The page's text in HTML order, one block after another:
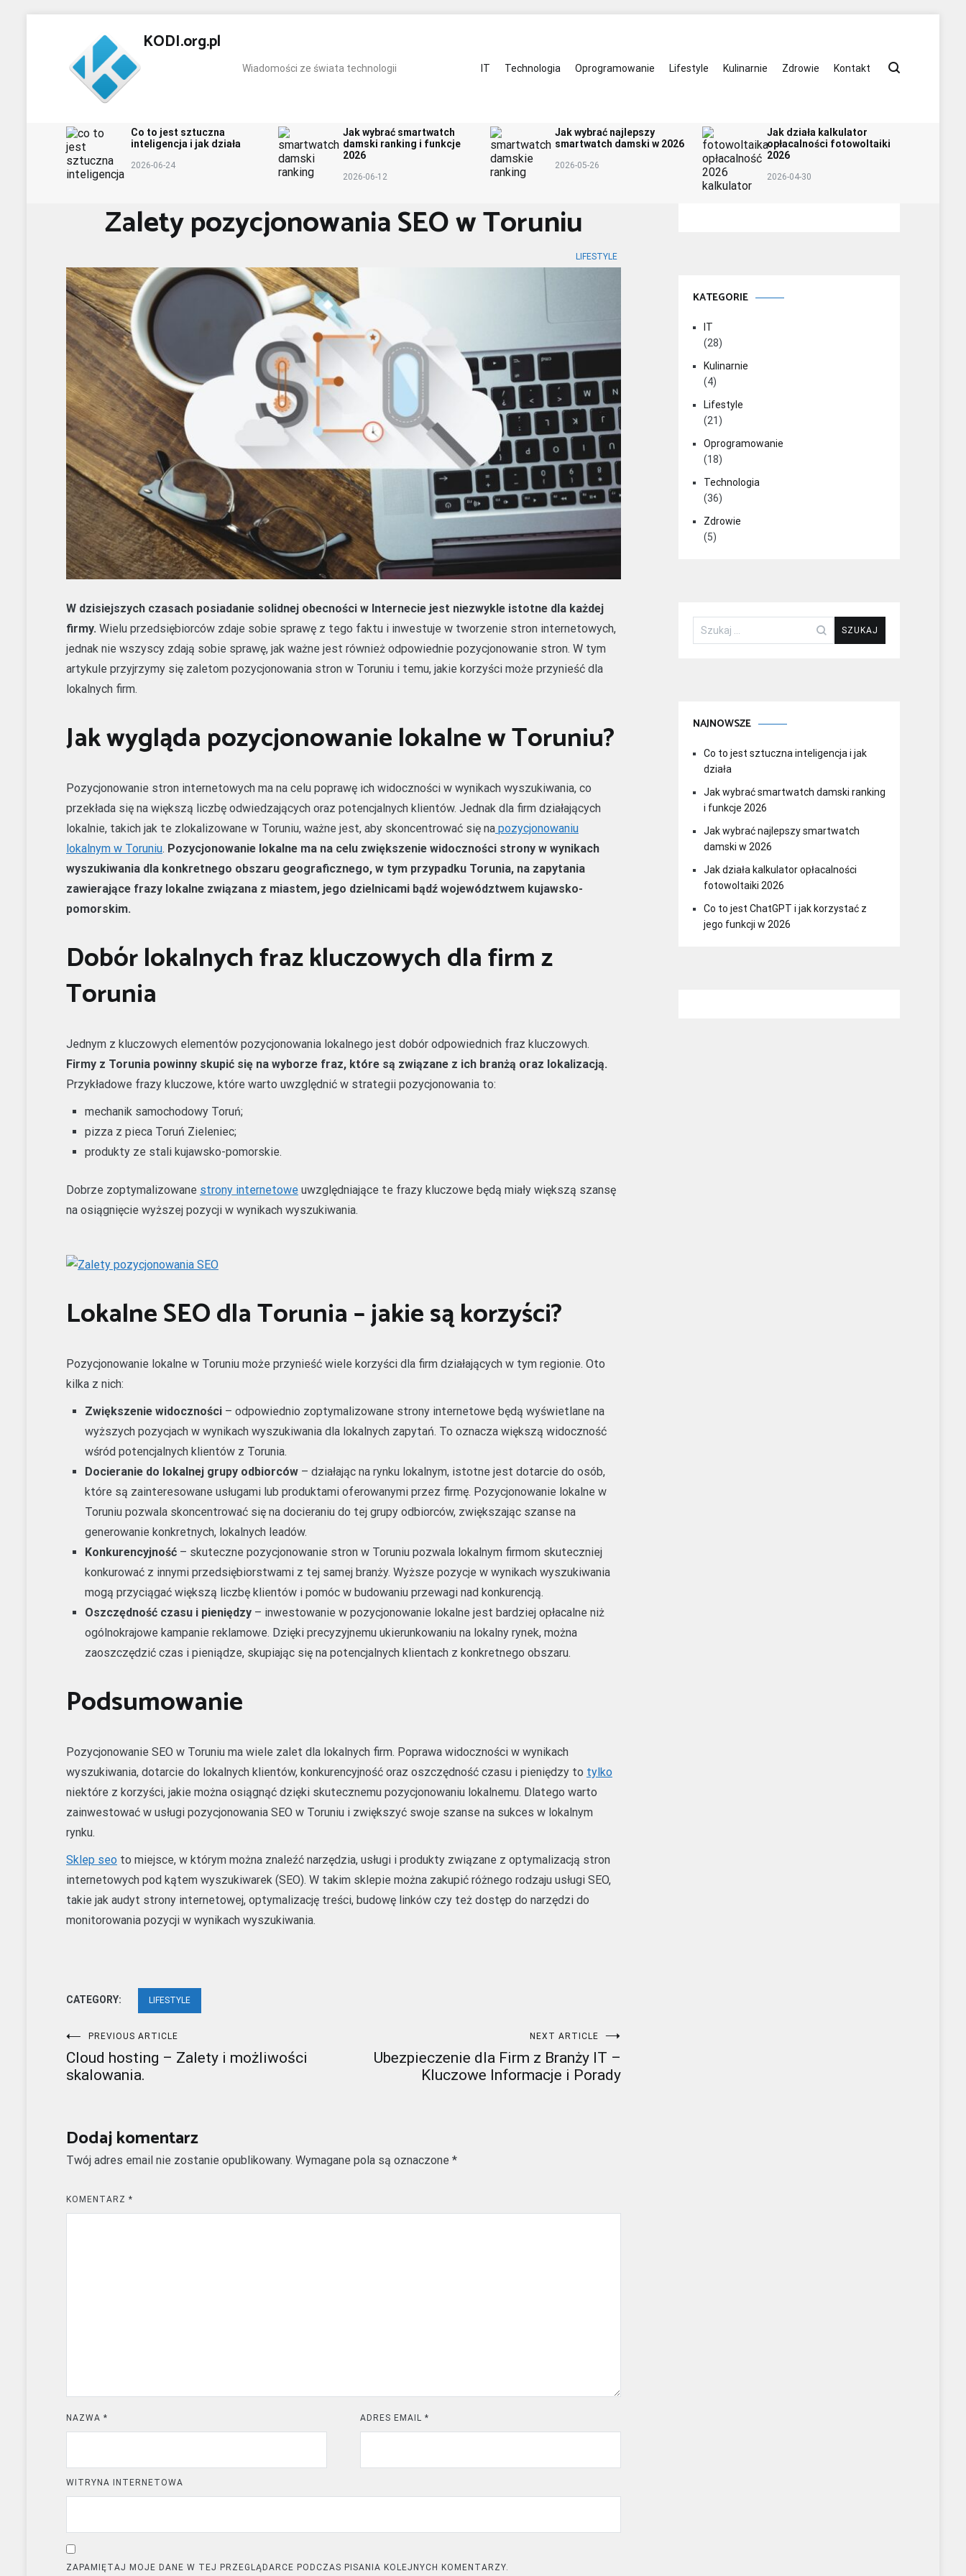
KODI.org.pl
Wiadomości ze świata technologii IT Technologia Oprogramowanie Lifestyle Kulinarnie Zdrowie Kontakt
Co to jest sztuczna
inteligencja i jak działa
2026-06-24
Jak wybrać smartwatch
damski ranking i funkcje
2026
2026-06-12
Jak wybrać najlepszy
smartwatch damski w 2026
2026-05-26
Jak działa kalkulator
opłacalności fotowoltaiki
2026
2026-04-30
IT Technologia Oprogramowanie Lifestyle Kulinarnie Zdrowie Kontakt
Zalety pozycjonowania SEO w Toruniu
LIFESTYLE
W dzisiejszych czasach posiadanie solidnej obecności w Internecie jest niezwykle istotne dla każdej
firmy. Wielu przedsiębiorców zdaje sobie sprawę z tego faktu i inwestuje w tworzenie stron internetowych,
jednak nie wszyscy zdają sobie sprawę, jak ważne jest również odpowiednie pozycjonowanie stron. W tym
artykule przyjrzymy się zaletom pozycjonowania stron w Toruniu i temu, jakie korzyści może przynieść dla
lokalnych firm.
Jak wygląda pozycjonowanie lokalne w Toruniu?
Pozycjonowanie stron internetowych ma na celu poprawę ich widoczności w wynikach wyszukiwania, co
przekłada się na większą liczbę odwiedzających oraz potencjalnych klientów. Jednak dla firm działających
lokalnie, takich jak te zlokalizowane w Toruniu, ważne jest, aby skoncentrować się na pozycjonowaniu
lokalnym w Toruniu. Pozycjonowanie lokalne ma na celu zwiększenie widoczności strony w wynikach
wyszukiwania dla konkretnego obszaru geograficznego, w tym przypadku Torunia, na zapytania
zawierające frazy lokalne związana z miastem, jego dzielnicami bądź województwem kujawsko-
pomorskim.
Dobór lokalnych fraz kluczowych dla firm z
Torunia
Jednym z kluczowych elementów pozycjonowania lokalnego jest dobór odpowiednich fraz kluczowych.
Firmy z Torunia powinny skupić się na wyborze fraz, które są związane z ich branżą oraz lokalizacją.
Przykładowe frazy kluczowe, które warto uwzględnić w strategii pozycjonowania to:
mechanik samochodowy Toruń;
pizza z pieca Toruń Zieleniec;
produkty ze stali kujawsko-pomorskie.
Dobrze zoptymalizowane strony internetowe uwzględniające te frazy kluczowe będą miały większą szansę
na osiągnięcie wyższej pozycji w wynikach wyszukiwania.
Lokalne SEO dla Torunia – jakie są korzyści?
Pozycjonowanie lokalne w Toruniu może przynieść wiele korzyści dla firm działających w tym regionie. Oto
kilka z nich:
Zwiększenie widoczności – odpowiednio zoptymalizowane strony internetowe będą wyświetlane na
wyższych pozycjach w wynikach wyszukiwania dla lokalnych zapytań. To oznacza większą widoczność
wśród potencjalnych klientów z Torunia.
Docieranie do lokalnej grupy odbiorców– działając na rynku lokalnym, istotne jest dotarcie do osób,
które są zainteresowane usługami lub produktami oferowanymi przez firmę. Pozycjonowanie lokalne w
Toruniu pozwala skoncentrować się na docieraniu do tej grupy odbiorców, zwiększając szanse na
generowanie konkretnych, lokalnych leadów.
Konkurencyjność– skuteczne pozycjonowanie stron w Toruniu pozwala lokalnym firmom skuteczniej
konkurować z innymi przedsiębiorstwami z tej samej branży. Wyższe pozycje w wynikach wyszukiwania
mogą przyciągać większą liczbę klientów i pomóc w budowaniu przewagi nad konkurencją.
Oszczędność czasu i pieniędzy– inwestowanie w pozycjonowanie lokalne jest bardziej opłacalne niż
ogólnokrajowe kampanie reklamowe. Dzięki precyzyjnemu ukierunkowaniu na lokalny rynek, można
zaoszczędzić czas i pieniądze, skupiając się na potencjalnych klientach z konkretnego obszaru.
Podsumowanie
Pozycjonowanie SEO w Toruniu ma wiele zalet dla lokalnych firm. Poprawa widoczności w wynikach
wyszukiwania, dotarcie do lokalnych klientów, konkurencyjność oraz oszczędność czasu i pieniędzy to tylko
niektóre z korzyści, jakie można osiągnąć dzięki skutecznemu pozycjonowaniu lokalnemu. Dlatego warto
zainwestować w usługi pozycjonowania SEO w Toruniu i zwiększyć swoje szanse na sukces w lokalnym
rynku.
Sklep seo to miejsce, w którym można znaleźć narzędzia, usługi i produkty związane z optymalizacją stron
internetowych pod kątem wyszukiwarek (SEO). W takim sklepie można zakupić różnego rodzaju usługi SEO,
takie jak audyt strony internetowej, optymalizację treści, budowę linków czy też dostęp do narzędzi do
monitorowania pozycji w wynikach wyszukiwania.
CATEGORY: LIFESTYLE
Nawigacja
wpisu
PREVIOUS ARTICLE
Cloud hosting – Zalety i możliwości
skalowania.
NEXT ARTICLE
Ubezpieczenie dla Firm z Branży IT –
Kluczowe Informacje i Porady
Dodaj komentarz
Twój adres email nie zostanie opublikowany. Wymagane pola są oznaczone *
KOMENTARZ *
NAZWA * ADRES EMAIL*
WITRYNA INTERNETOWA
ZAPAMIĘTAJ MOJE DANE W TEJ PRZEGLĄDARCE PODCZAS PISANIA KOLEJNYCH KOMENTARZY.
KATEGORIE
IT
(28)
Kulinarnie
(4)
Lifestyle
(21)
Oprogramowanie
(18)
Technologia
(36)
Zdrowie
(5)
Szukaj:
NAJNOWSZE
Co to jest sztuczna inteligencja i jak
działa
Jak wybrać smartwatch damski ranking
i funkcje 2026
Jak wybrać najlepszy smartwatch
damski w 2026
Jak działa kalkulator opłacalności
fotowoltaiki 2026
Co to jest ChatGPT i jak korzystać z
jego funkcji w 2026